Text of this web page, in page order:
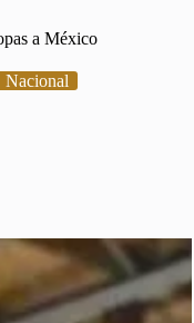
a México
Nacional